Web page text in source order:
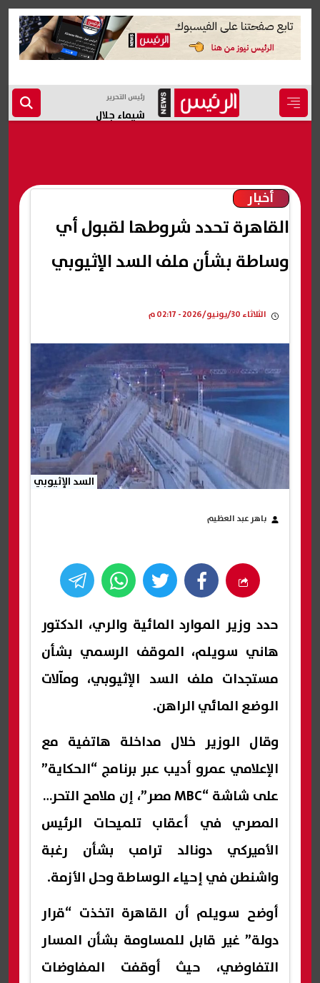
رئيس التحرير
شيماء جلال
أخبار
القاهرة تحدد شروطها لقبول أي
وساطة بشأن ملف السد الإثيوبي
الثلاثاء 30/يونيو/2026 - 02:17 م
السد الإثيوبي
باهر عبد العظيم
حدد وزير الموارد المائية والري، الدكتور
هاني سويلم، الموقف الرسمي بشأن
مستجدات ملف السد الإثيوبي، ومآلات
الوضع المائي الراهن.
وقال الوزير خلال مداخلة هاتفية مع
الإعلامي عمرو أديب عبر برنامج “الحكاية”
على شاشة “MBC مصر”، إن ملامح التحرك
المصري في أعقاب تلميحات الرئيس
الأميركي دونالد ترامب بشأن رغبة
واشنطن في إحياء الوساطة وحل الأزمة.
أوضح سويلم أن القاهرة اتخذت “قرار
دولة” غير قابل للمساومة بشأن المسار
التفاوضي، حيث أوقفت المفاوضات